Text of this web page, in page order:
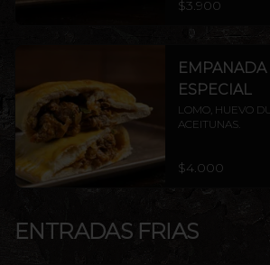
$3.900
ESPECIAL
LOMO, HUEVO
ACEITUNAS.
$4.000
ENTRADAS FRIAS